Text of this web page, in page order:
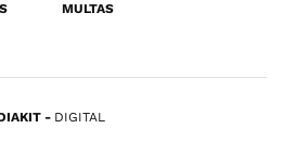
MULTAS
DIGITAL